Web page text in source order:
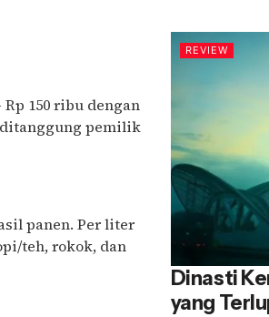
150 ribu dengan
pemilik
panen. Per liter
teh, rokok, dan
REVIEW
Dinasti
yang